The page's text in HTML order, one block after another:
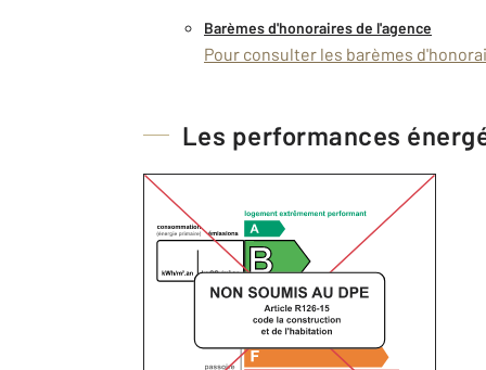
Barèmes d'honoraires de l'agence
Pour consulter les barèmes
Les performances